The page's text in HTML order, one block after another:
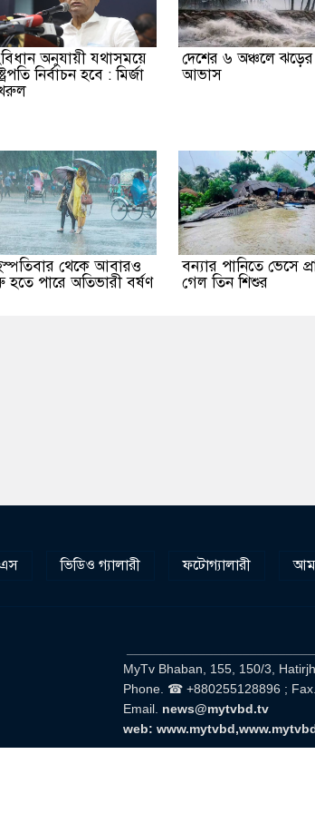
অনুযায়ী যথাসময়ে
নির্বাচন হবে : মির্জা
দেশের ৬ অঞ্চলে ঝড়ের
আভাস
থেকে আবারও
হতে পারে অতিভারী বর্ষণ
বন্যার পানিতে ভেসে
গেল তিন শিশুর
ভিডিও গ্যালারী ফটোগ্যালারী
MyTv Bhaban, 155, 150/3,
Phone. ☎ +880255128896 ;
Email. news@mytvbd.tv
web: